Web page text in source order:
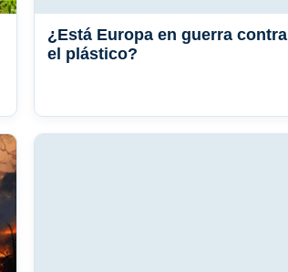
¿Está Europa en guerra contra
el plástico?